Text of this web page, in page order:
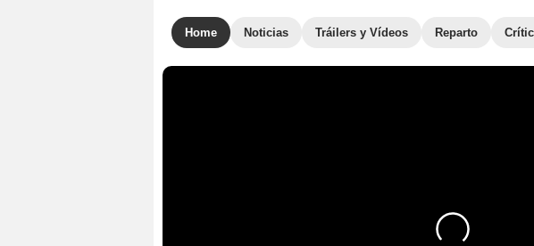
Home Noticias Tráilers y Vídeos Reparto